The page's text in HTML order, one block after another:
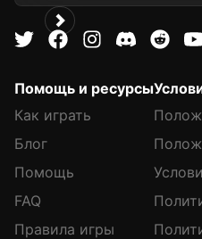
Помощь и ресурсы
Как играть
Блог
Помощь
FAQ
Правила игры